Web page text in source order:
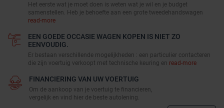
Het eerste wat je moet doen is weten wat je wil en je budget
samenstellen. Heb je behoefte aan een grote tweedehandswagen
read-more
EEN GOEDE OCCASIE WAGEN KOPEN IS NIET ZO
EENVOUDIG.
Er bestaan verschillende mogelijkheden : een particulier contacteren
die zijn voertuig verkoopt met technische keuring en read-more
FINANCIERING VAN UW VOERTUIG
Om de aankoop van je voertuig te financieren,
vergelijk en vind hier de beste autolening.